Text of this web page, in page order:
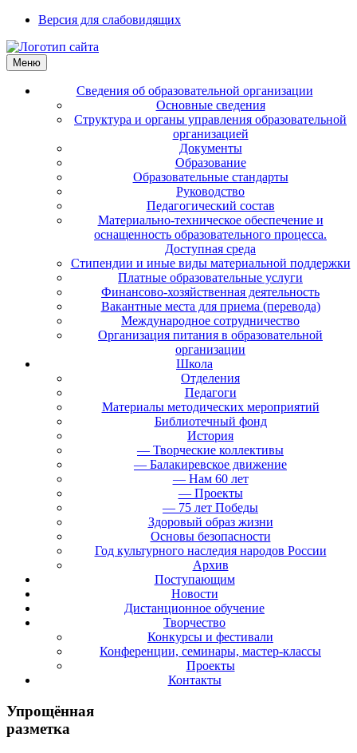
Версия для слабовидящих
Меню
Сведения об образовательной организации
Основные сведения
Структура и органы управления образовательной
организацией
Документы
Образование
Образовательные стандарты
Руководство
Педагогический состав
Материально-техническое обеспечение и
оснащенность образовательного процесса.
Доступная среда
Стипендии и иные виды материальной поддержки
Платные образовательные услуги
Финансово-хозяйственная деятельность
Вакантные места для приема (перевода)
Международное сотрудничество
Организация питания в образовательной
организации
Школа
Отделения
Педагоги
Материалы методических мероприятий
Библиотечный фонд
История
— Творческие коллективы
— Балакиревское движение
— Нам 60 лет
— Проекты
— 75 лет Победы
Здоровый образ жизни
Основы безопасности
Год культурного наследия народов России
Архив
Поступающим
Новости
Дистанционное обучение
Творчество
Конкурсы и фестивали
Конференции, семинары, мастер-классы
Проекты
Контакты
Упрощённая
разметка